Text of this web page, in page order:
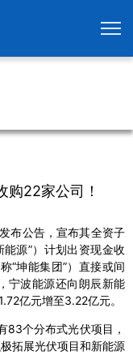
购22家公司！
布公告，宣布其全资子
源”）计划出资现金收
“坤能集团”）直接或间
宁波能源还向朗辰新能
亿元增至3.22亿元。
83个分布式光伏项目，
拓展光伏项目和新能源